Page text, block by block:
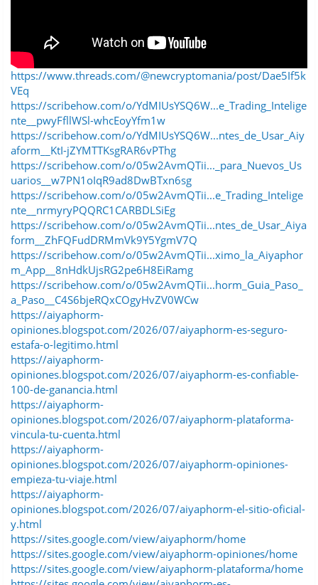
https://www.threads.com/@newcryptomania/post/Dae5If5k
VEq
https://scribehow.com/o/YdMIUsYSQ6W...e_Trading_Intelige
nte__pwyFfllWSl-whcEoyYfm1w
https://scribehow.com/o/YdMIUsYSQ6W...ntes_de_Usar_Aiy
aform__KtI-jZYMTTKsgRAR6vPThg
https://scribehow.com/o/05w2AvmQTii..._para_Nuevos_Us
uarios__w7PN1oIqR9ad8DwBTxn6sg
https://scribehow.com/o/05w2AvmQTii...e_Trading_Intelige
nte__nrmyryPQQRC1CARBDLSiEg
https://scribehow.com/o/05w2AvmQTii...ntes_de_Usar_Aiya
form__ZhFQFudDRMmVk9Y5YgmV7Q
https://scribehow.com/o/05w2AvmQTii...ximo_la_Aiyaphor
m_App__8nHdkUjsRG2pe6H8EiRamg
https://scribehow.com/o/05w2AvmQTii...horm_Guia_Paso_
a_Paso__C4S6bjeRQxCOgyHvZV0WCw
https://aiyaphorm-
opiniones.blogspot.com/2026/07/aiyaphorm-es-seguro-
estafa-o-legitimo.html
https://aiyaphorm-
opiniones.blogspot.com/2026/07/aiyaphorm-es-confiable-
100-de-ganancia.html
https://aiyaphorm-
opiniones.blogspot.com/2026/07/aiyaphorm-plataforma-
vincula-tu-cuenta.html
https://aiyaphorm-
opiniones.blogspot.com/2026/07/aiyaphorm-opiniones-
empieza-tu-viaje.html
https://aiyaphorm-
opiniones.blogspot.com/2026/07/aiyaphorm-el-sitio-oficial-
y.html
https://sites.google.com/view/aiyaphorm/home
https://sites.google.com/view/aiyaphorm-opiniones/home
https://sites.google.com/view/aiyaphorm-plataforma/home